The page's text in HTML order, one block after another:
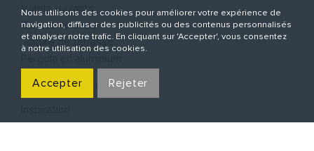
Volets roulants
Bannes solaires
Toiture de terrasse
Découvrez-nous
Blog
Nous utilisons des cookies pour améliorer votre expérience de
navigation, diffuser des publicités ou des contenus personnalisés
et analyser notre trafic. En cliquant sur 'Accepter', vous consentez
à notre utilisation des cookies.
Accepter Rejeter